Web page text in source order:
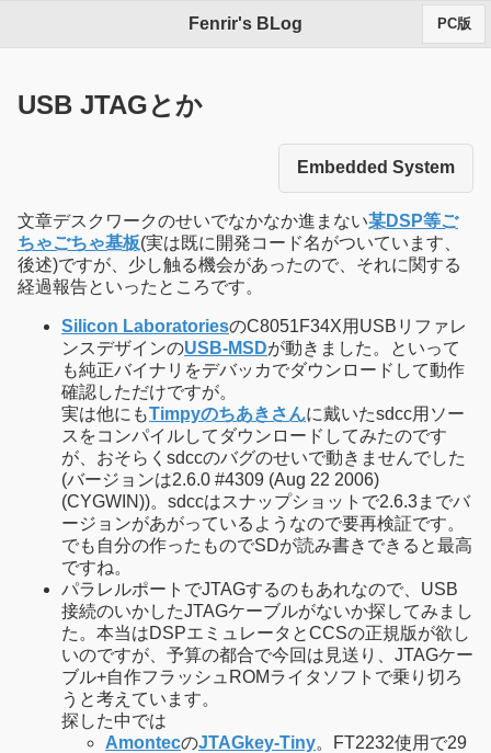
Fenrir's BLog PC版
USB JTAGとか
Embedded System
文章デスクワークのせいでなかなか進まない某DSP等ご
ちゃごちゃ基板(実は既に開発コード名がついています、
後述)ですが、少し触る機会があったので、それに関する
経過報告といったところです。
Silicon LaboratoriesのC8051F34X用USBリファレ
ンスデザインのUSB-MSDが動きました。といって
も純正バイナリをデバッカでダウンロードして動作
確認しただけですが。
実は他にもTimpyのちあきさんに戴いたsdcc用ソー
スをコンパイルしてダウンロードしてみたのです
が、おそらくsdccのバグのせいで動きませんでした
(バージョンは2.6.0 #4309 (Aug 22 2006)
(CYGWIN))。sdccはスナップショットで2.6.3までバ
ージョンがあがっているようなので要再検証です。
でも自分の作ったものでSDが読み書きできると最高
ですね。
パラレルポートでJTAGするのもあれなので、USB
接続のいかしたJTAGケーブルがないか探してみまし
た。本当はDSPエミュレータとCCSの正規版が欲し
いのですが、予算の都合で今回は見送り、JTAGケー
ブル+自作フラッシュROMライタソフトで乗り切ろ
うと考えています。
探した中では
AmontecのJTAGkey-Tiny。FT2232使用で29